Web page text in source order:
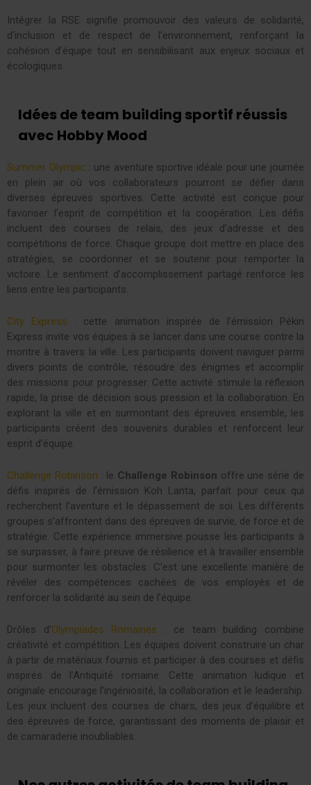
Intégrer la RSE signifie promouvoir des valeurs de solidarité,
d’inclusion et de respect de l’environnement, renforçant la
cohésion d’équipe tout en sensibilisant aux enjeux sociaux et
écologiques.
Idées de team building sportif réussis
avec Hobby Mood
Summer Olympic : une aventure sportive idéale pour une journée
en plein air où vos collaborateurs pourront se défier dans
diverses épreuves sportives. Cette activité est conçue pour
favoriser l’esprit de compétition et la coopération. Les défis
incluent des courses de relais, des jeux d’adresse et des
compétitions de force. Chaque groupe doit mettre en place des
stratégies, se coordonner et se soutenir pour remporter la
victoire. Le sentiment d’accomplissement partagé renforce les
liens entre les participants.
City Express : cette animation inspirée de l’émission Pékin
Express invite vos équipes à se lancer dans une course contre la
montre à travers la ville. Les participants doivent naviguer parmi
divers points de contrôle, résoudre des énigmes et accomplir
des missions pour progresser. Cette activité stimule la réflexion
rapide, la prise de décision sous pression et la collaboration. En
explorant la ville et en surmontant des épreuves ensemble, les
participants créent des souvenirs durables et renforcent leur
esprit d’équipe.
Challenge Robinson : le Challenge Robinson offre une série de
défis inspirés de l’émission Koh Lanta, parfait pour ceux qui
recherchent l’aventure et le dépassement de soi. Les différents
groupes s’affrontent dans des épreuves de survie, de force et de
stratégie. Cette expérience immersive pousse les participants à
se surpasser, à faire preuve de résilience et à travailler ensemble
pour surmonter les obstacles. C’est une excellente manière de
révéler des compétences cachées de vos employés et de
renforcer la solidarité au sein de l’équipe.
Drôles d’Olympiades Romaines : ce team building combine
créativité et compétition. Les équipes doivent construire un char
à partir de matériaux fournis et participer à des courses et défis
inspirés de l’Antiquité romaine. Cette animation ludique et
originale encourage l’ingéniosité, la collaboration et le leadership.
Les jeux incluent des courses de chars, des jeux d’équilibre et
des épreuves de force, garantissant des moments de plaisir et
de camaraderie inoubliables.